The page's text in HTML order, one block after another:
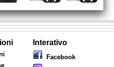
Interativo
Facebook